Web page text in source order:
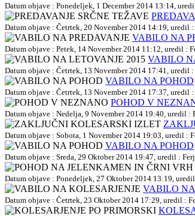
Datum objave : Ponedeljek, 1 December 2014 13:14,
Datum objave : Četrtek, 20 November 2014 14:19, uredil :
VABILO NA
Datum objave : Petek, 14 November 2014 11:12, uredil :
VABILO
Datum objave : Četrtek, 13 November 2014 17:41, uredil :
VABILO NA POHOD
Datum objave : Četrtek, 13 November 2014 17:37, uredil :
POHOD V
Datum objave : Nedelja, 9 November 2014 19:40, uredil :
Datum objave : Sobota, 1 November 2014 19:03, uredil :
VABILO NA POHOD
Datum objave : Sreda, 29 Oktober 2014 19:47, uredil :
Datum objave : Ponedeljek, 27 Oktober 2014 13:19,
VABILO
Datum objave : Četrtek, 23 Oktober 2014 17:29, uredil :